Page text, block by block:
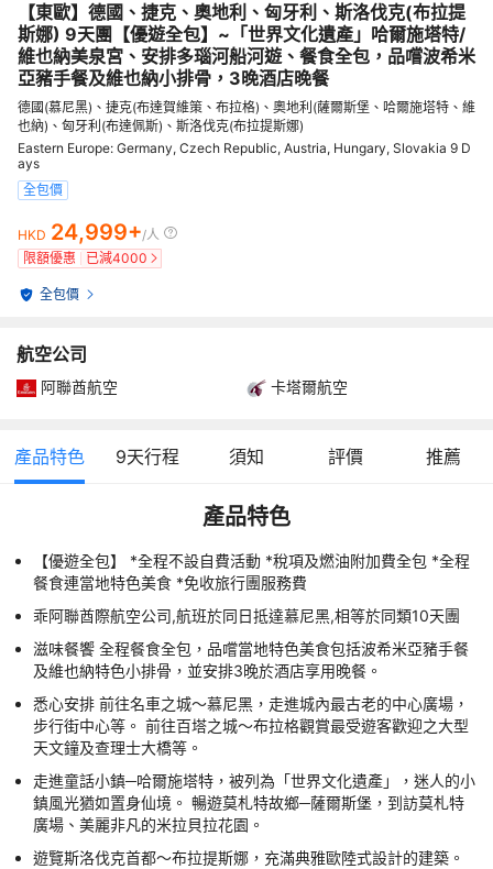
【東歐】德國、捷克、奧地利、匈牙利、斯洛伐克(布拉提
斯娜) 9天團【優遊全包】~「世界文化遺產」哈爾施塔特/
維也納美泉宮、安排多瑙河船河遊、餐食全包，品嚐波希米
亞豬手餐及維也納小排骨，3晚酒店晚餐
德國(慕尼黑)、捷克(布達賀維策、布拉格)、奧地利(薩爾斯堡、哈爾施塔特、維
也納)、匈牙利(布達佩斯)、斯洛伐克(布拉提斯娜)
Eastern Europe: Germany, Czech Republic, Austria, Hungary, Slovakia 9 D
ays
全包價
HKD 24,999+/人
限額優惠
已減4000
全包價
航空公司
阿聯酋航空 卡塔爾航空
產品特色 9天行程 須知 評價 推薦
產品特色
【優遊全包】 *全程不設自費活動 *稅項及燃油附加費全包 *全程
餐食連當地特色美食 *免收旅行團服務費
乖阿聯酋際航空公司,航班於同日抵達慕尼黑,相等於同類10天團
滋味餐饗 全程餐食全包，品嚐當地特色美食包括波希米亞豬手餐
及維也納特色小排骨，並安排3晚於酒店享用晚餐。
悉心安排 前往名車之城～慕尼黑，走進城內最古老的中心廣場，
步行街中心等。 前往百塔之城～布拉格觀賞最受遊客歡迎之大型
天文鐘及查理士大橋等。
走進童話小鎮─哈爾施塔特，被列為「世界文化遺產」，迷人的小
鎮風光猶如置身仙境。 暢遊莫札特故鄉─薩爾斯堡，到訪莫札特
廣場、美麗非凡的米拉貝拉花園。
遊覽斯洛伐克首都～布拉提斯娜，充滿典雅歐陸式設計的建築。